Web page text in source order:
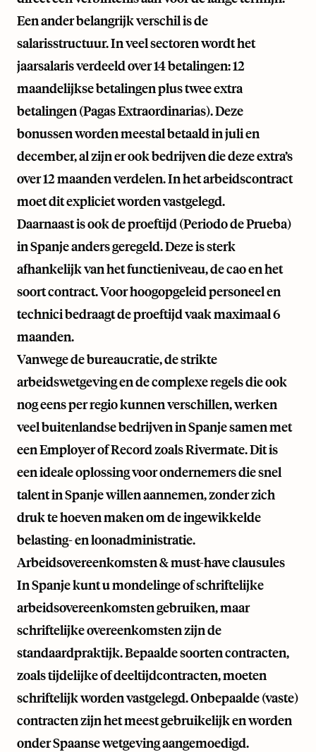
Een ander belangrijk verschil is de
salarisstructuur. In veel sectoren wordt het
jaarsalaris verdeeld over 14 betalingen: 12
maandelijkse betalingen plus twee extra
betalingen (Pagas Extraordinarias). Deze
bonussen worden meestal betaald in juli en
december, al zijn er ook bedrijven die deze extra’s
over 12 maanden verdelen. In het arbeidscontract
moet dit expliciet worden vastgelegd.
Daarnaast is ook de proeftijd (Periodo de Prueba)
in Spanje anders geregeld. Deze is sterk
afhankelijk van het functieniveau, de cao en het
soort contract. Voor hoogopgeleid personeel en
technici bedraagt de proeftijd vaak maximaal 6
maanden.
Vanwege de bureaucratie, de strikte
arbeidswetgeving en de complexe regels die ook
nog eens per regio kunnen verschillen, werken
veel buitenlandse bedrijven in Spanje samen met
een Employer of Record zoals Rivermate. Dit is
een ideale oplossing voor ondernemers die snel
talent in Spanje willen aannemen, zonder zich
druk te hoeven maken om de ingewikkelde
belasting- en loonadministratie.
Arbeidsovereenkomsten & must-have clausules
In Spanje kunt u mondelinge of schriftelijke
arbeidsovereenkomsten gebruiken, maar
schriftelijke overeenkomsten zijn de
standaardpraktijk. Bepaalde soorten contracten,
zoals tijdelijke of deeltijdcontracten, moeten
schriftelijk worden vastgelegd. Onbepaalde (vaste)
contracten zijn het meest gebruikelijk en worden
onder Spaanse wetgeving aangemoedigd.